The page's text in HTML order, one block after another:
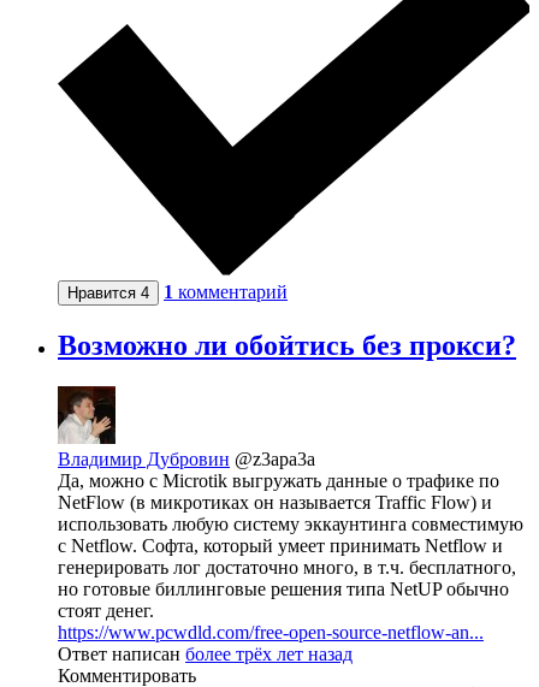
Нравится 4 1 комментарий
Возможно ли обойтись без прокси?
Владимир Дубровин @z3apa3a
Да, можно с Microtik выгружать данные о трафике по
NetFlow (в микротиках он называется Traffic Flow) и
использовать любую систему эккаунтинга совместимую
с Netflow. Софта, который умеет принимать Netflow и
генерировать лог достаточно много, в т.ч. бесплатного,
но готовые биллинговые решения типа NetUP обычно
стоят денег.
https://www.pcwdld.com/free-open-source-netflow-an...
Ответ написан более трёх лет назад
Комментировать